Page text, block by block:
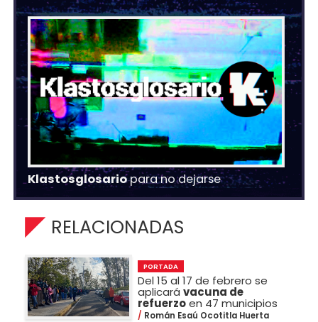
Klastosglosariopara no dejarse
RELACIONADAS
PORTADA
Del 15 al 17 de febrero se
aplicarávacuna de
refuerzoen 47 municipios
Román Esaú Ocotitla Huerta